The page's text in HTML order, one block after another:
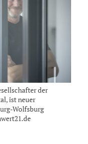
der
ist neuer
Wolfsburg